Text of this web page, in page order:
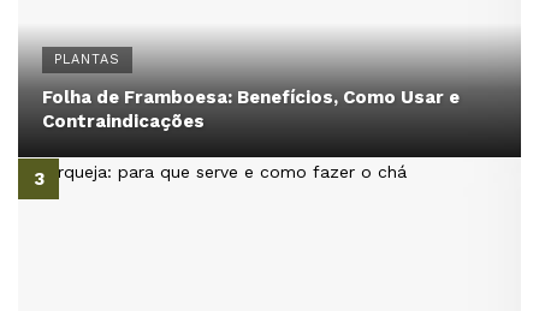
PLANTAS
Folha de Framboesa: Benefícios, Como Usar e
Contraindicações